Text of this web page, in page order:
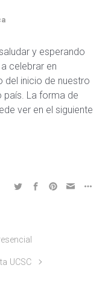
y esperando
celebrar en
del inicio de nuestro
La forma de
ver en el siguiente
UCSC